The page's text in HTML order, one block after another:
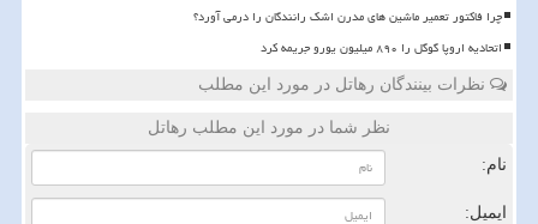
چرا فاکتور تعمیر ماشین های مدرن اشک رانندگان را درمی آورد؟
اتحادیه اروپا گوگل را ۸۹۰ میلیون یورو جریمه کرد
نظرات بینندگان رهاتل در مورد این مطلب
نظر شما در مورد این مطلب رهاتل
نام:
ایمیل: